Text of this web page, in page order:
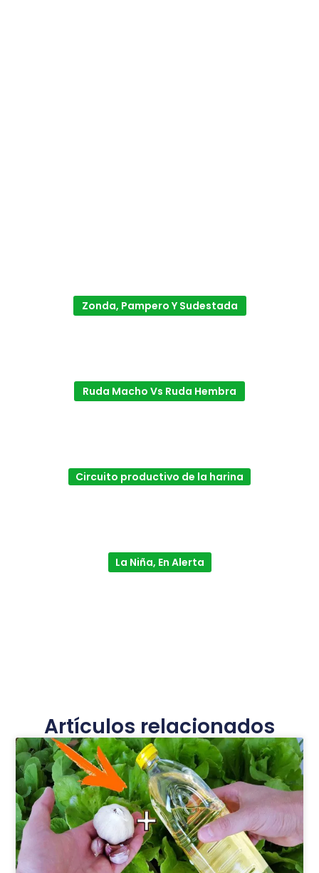
Zonda, Pampero Y Sudestada
Ruda Macho Vs Ruda Hembra
Circuito productivo de la harina
La Niña, En Alerta
Artículos relacionados